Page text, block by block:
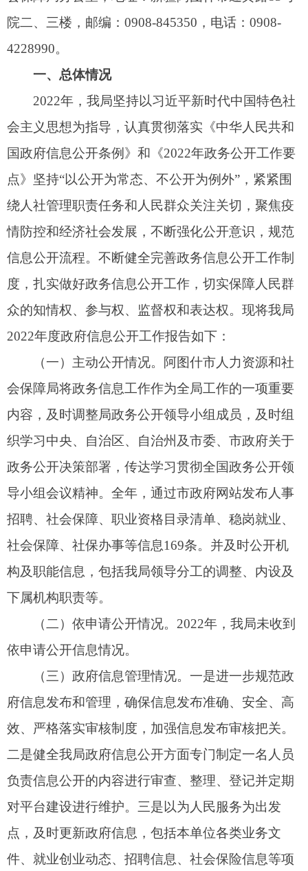
情防控和经济社会发展，不断强化公开意识，规范
信息公开流程。不断健全完善政务信息公开工作制
度，扎实做好政务信息公开工作，切实保障人民群
知情权 、参与权、监督权和表达权。现将我局
会保障局将政务信息工作作为全局工作的一项重要
内容，及时调整局政务公开领导小组成员，及时组
织学习中央、自治区、自治州及市委、市政府关于
政务公开决策部署，传达学习贯彻全国政务公开领
社会保障、社保办事等信息169条。并及时公开机
构及职能信息，包括我局领导分工的调整、内设及
下属机构职责等。
（二）依申请公开情况。2022年，我局未收到
府信息发布和管理，确保信息发布准确、安全、高
效、严格落实审核制度，加强信息发布审核把关。
二是健全我局政府信息公开方面专门制定一名人员
负责信息公开的内容进行审查、整理、登记并定期
件、就业创业动态、招聘信息、社会保险信息等项
目。
（四）平台建设情况。一是对局信息公开目录
进行了规范和调整，在市政府的统一领导下，成立
人社局机构概况、领导班子成员等信息进行公开，
方便群众快速、准确了解市人社局相关职责，更好
地为
群众提供公共服务。三是进一步加强政府网站
内容建设，健全政府网站信息更新，监测检查机
息审核发布制度，加强对各科室信息公开工作的指
导监督，对未按要求提供公开信息的，予以督促整
改。定期组织相关人员对政务公开政策法规进行学